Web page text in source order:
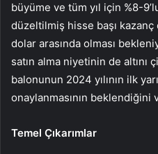
büyüme ve tüm yıl için %8-
düzeltilmiş hisse başı kazanç
dolar arasında olması
satın alma niyetinin de altını
balonunun 2024 yılının ilk
onaylanmasının beklendiğini
Temel Çıkarımlar